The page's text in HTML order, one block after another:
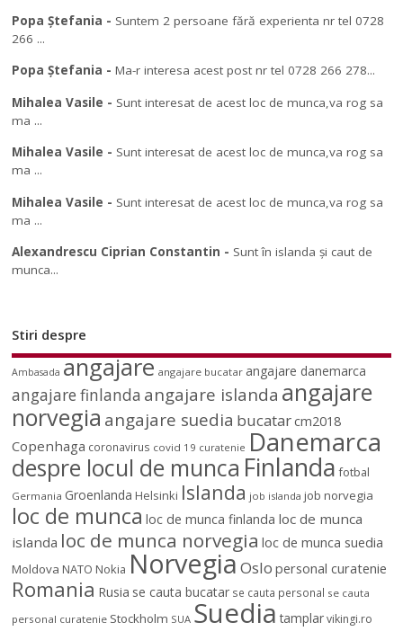
Popa Ștefania - Suntem 2 persoane fără experienta nr tel 0728
266 ...
Popa Ștefania -Ma-r interesa acest post nr tel 0728 266 278...
Mihalea Vasile - Sunt interesat de acest loc de munca,va rog sa
ma ...
Mihalea Vasile - Sunt interesat de acest loc de munca,va rog sa
ma ...
Mihalea Vasile - Sunt interesat de acest loc de munca,va rog sa
ma ...
Alexandrescu Ciprian Constantin - Sunt în islanda și caut de
munca...
Stiri despre
Ambasada angajare angajare bucatar angajare danemarca
angajare finlanda angajare islanda angajare
norvegia angajare suedia bucatarcm2018
Copenhaga coronavirus covid 19 curatenie Danemarca
despre locul de munca Finlanda fotbal
Germania Groenlanda Helsinki Islanda job islanda job norvegia
loc de munca loc de munca finlanda loc de munca
islanda loc de munca norvegia loc de munca suedia
Moldova NATO Nokia NorvegiaOslo personal curatenie
Romania Rusia se cauta bucatar se cauta personal se cauta
personal curatenie Stockholm SUA Suedia tamplar vikingi.ro